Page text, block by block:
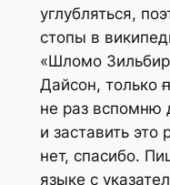
углубляться,
стопы в
«Шломо
Дайсон, только
не раз вспомню
и заставить это
нет, спасибо.
языке с